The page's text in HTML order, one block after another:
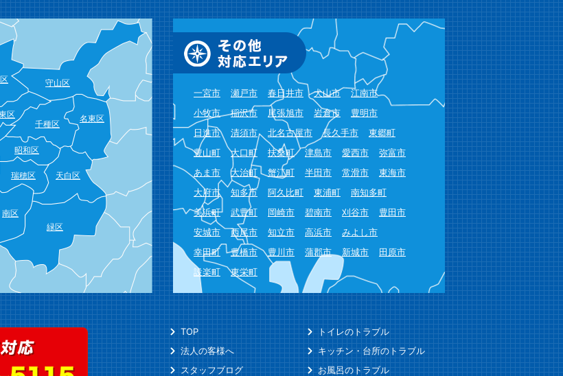
守山区
区 名東区
千種区
昭和区
天白区
瑞穂区
緑区
南区
一宮市 瀬戸市 春日井市 犬山市
江南市
小牧市
稲沢市 尾張旭市 岩倉市
豊明市
日進市
清須市 北名古屋市 長久手市
東郷町
豊山町
大口町 扶桑町 津島市 愛西市
弥富市
あま市
大治町 蟹江町 半田市 常滑市
東海市
大府市
知多市 阿久比町 東浦町
南知多町
美浜町
武豊町 岡崎市 碧南市 刈谷市
豊田市
安城市
西尾市 知立市 高浜市
みよし市
幸田町
豊橋市 豊川市 蒲郡市 新城市
田原市
設楽町
東栄町
TOP
法人の客様へ
スタッフブログ
トイレのトラブル
キッチン・台所のトラブル
お風呂のトラブル